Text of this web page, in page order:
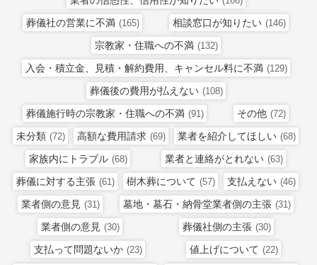
葬儀社の営業に不満 (165) 相談窓口が知りたい (146)
宗教家・住職への不満 (132)
入会・積立金、見積・解約費用、キャンセル料に不満 (129)
葬儀後の費用が払えない (108)
葬儀施行時の宗教家・住職への不満 (91) その他 (72)
未分類 (72) 高額な費用請求 (69) 業者を紹介してほしい (68)
家族内にトラブル (68) 業者と連絡がとれない (63)
葬儀に対する主張 (61) 樹木葬について (57) 支払えない (46)
業者側の意見 (31) 墓地・墓石・納骨堂業者側の主張 (31)
業者側の意見 (30) 葬儀社側の主張 (30)
支払って問題ないか (23) 値上げについて (22)